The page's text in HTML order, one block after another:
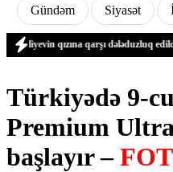
Gündəm Siyasət
qarşı dələduzluq edildi Evinə
Türkiyədə 9-
Premium
başlayır –